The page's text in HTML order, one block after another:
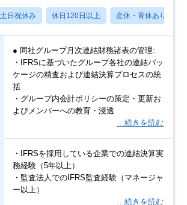
土日祝休み 休日120日以上 産休・育休あり
● 同社グループ月次連結財務諸表の管理:
・IFRSに基づいたグループ各社の連結パッ
ケージの精査および連結決算プロセスの統
括
・グループ内会計ポリシーの策定・更新お
よびメンバーへの教育・浸透
…続きを読む
・IFRSを採用している企業での連結決算実
務経験（5年以上）
・監査法人でのIFRS監査経験（マネージャ
ー以上）
…続きを読む